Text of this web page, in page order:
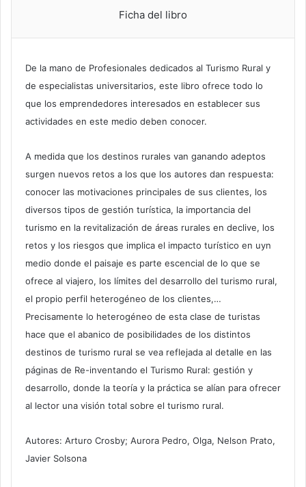
Ficha del libro
De la mano de Profesionales dedicados al Turismo Rural y
de especialistas universitarios, este libro ofrece todo lo
que los emprendedores interesados en establecer sus
actividades en este medio deben conocer.
A medida que los destinos rurales van ganando adeptos
surgen nuevos retos a los que los autores dan respuesta:
conocer las motivaciones principales de sus clientes, los
diversos tipos de gestión turística, la importancia del
turismo en la revitalización de áreas rurales en declive, los
retos y los riesgos que implica el impacto turístico en uyn
medio donde el paisaje es parte escencial de lo que se
ofrece al viajero, los límites del desarrollo del turismo rural,
el propio perfil heterogéneo de los clientes,…
Precisamente lo heterogéneo de esta clase de turistas
hace que el abanico de posibilidades de los distintos
destinos de turismo rural se vea reflejada al detalle en las
páginas de Re-inventando el Turismo Rural: gestión y
desarrollo, donde la teoría y la práctica se alían para ofrecer
al lector una visión total sobre el turismo rural.
Autores: Arturo Crosby; Aurora Pedro, Olga, Nelson Prato,
Javier Solsona